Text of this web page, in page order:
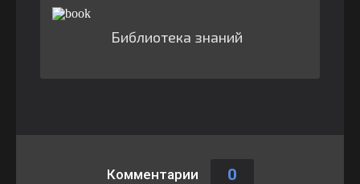
Библиотека знаний
Комментарии 0